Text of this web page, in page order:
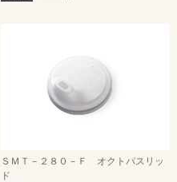
ＳＭＴ－２８０－Ｆ オクトパスリッ
ド